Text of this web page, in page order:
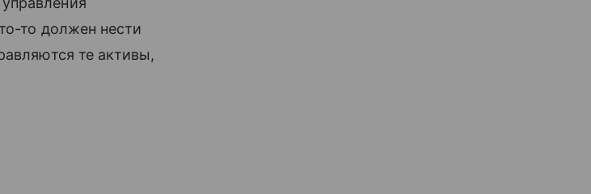
то должен нести
те активы,